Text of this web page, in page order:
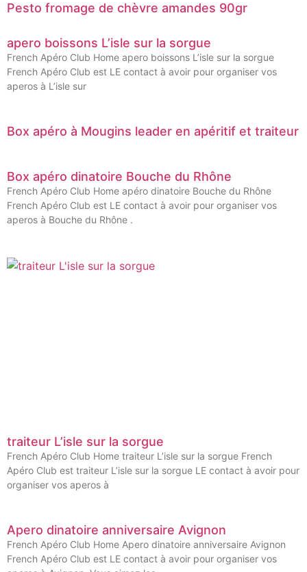
Pesto fromage de chèvre amandes 90gr
apero boissons L’isle sur la sorgue
French Apéro Club Home apero boissons L’isle sur la sorgue
French Apéro Club est LE contact à avoir pour organiser vos
aperos à L’isle sur
Box apéro à Mougins leader en apéritif et traiteur
Box apéro dinatoire Bouche du Rhône
French Apéro Club Home apéro dinatoire Bouche du Rhône
French Apéro Club est LE contact à avoir pour organiser vos
aperos à Bouche du Rhône .
traiteur L’isle sur la sorgue
French Apéro Club Home traiteur L’isle sur la sorgue French
Apéro Club est traiteur L’isle sur la sorgue LE contact à avoir pour
organiser vos aperos à
Apero dinatoire anniversaire Avignon
French Apéro Club Home Apero dinatoire anniversaire Avignon
French Apéro Club est LE contact à avoir pour organiser vos